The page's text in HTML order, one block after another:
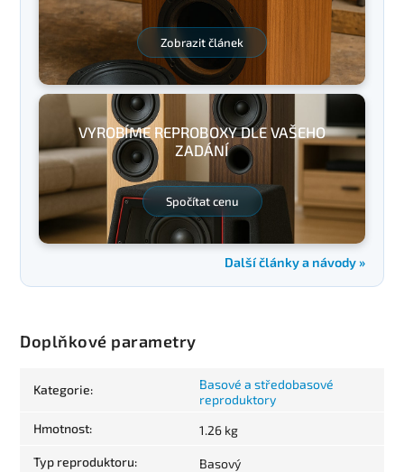
Zobrazit článek
VYROBÍME REPROBOXY DLE VAŠEHO
ZADÁNÍ
Spočítat cenu
Další články a návody »
Doplňkové parametry
Kategorie:
Basové a středobasové
reproduktory
Hmotnost: 1.26 kg
Typ reproduktoru: Basový